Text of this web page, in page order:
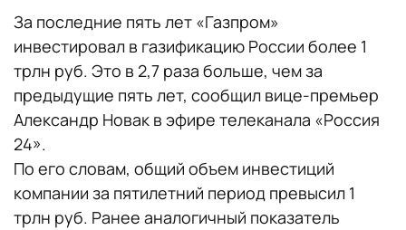
За последние пять лет «Газпром»
инвестировал в газификацию России более 1
трлн руб. Это в 2,7 раза больше, чем за
предыдущие пять лет, сообщил вице-премьер
Александр Новак в эфире телеканала «Россия
24».
По его словам, общий объем инвестиций
компании за пятилетний период превысил 1
трлн руб. Ранее аналогичный показатель